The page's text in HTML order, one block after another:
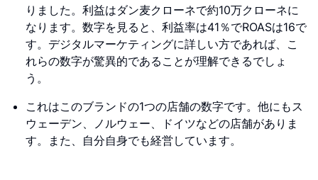
りました。利益はダン麦クローネで約10万クローネに
なります。数字を見ると、利益率は41％でROASは16で
す。デジタルマーケティングに詳しい方であれば、こ
れらの数字が驚異的であることが理解できるでしょ
う。
これはこのブランドの1つの店舗の数字です。他にもス
ウェーデン、ノルウェー、ドイツなどの店舗がありま
す。また、自分自身でも経営しています。